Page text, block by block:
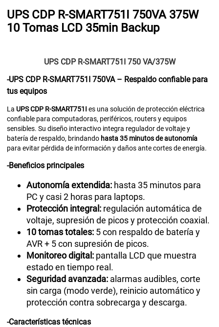
UPS CDP R-SMART751I 750VA 375W
10 Tomas LCD 35min Backup
UPS CDP R-SMART751I 750 VA/375W
-UPS CDP R-SMART751I 750VA – Respaldo confiable para
tus equipos
La UPS CDP R-SMART751I es una solución de protección eléctrica
confiable para computadoras, periféricos, routers y equipos
sensibles. Su diseño interactivo integra regulador de voltaje y
batería de respaldo, brindando hasta 35 minutos de autonomía
para evitar pérdida de información y daños ante cortes de energía.
-Beneficios principales
Autonomía extendida: hasta 35 minutos para
PC y casi 2 horas para laptops.
Protección integral: regulación automática de
voltaje, supresión de picos y protección coaxial.
10 tomas totales: 5 con respaldo de batería y
AVR + 5 con supresión de picos.
Monitoreo digital: pantalla LCD que muestra
estado en tiempo real.
Seguridad avanzada: alarmas audibles, corte
sin carga (modo verde), reinicio automático y
protección contra sobrecarga y descarga.
-Características técnicas